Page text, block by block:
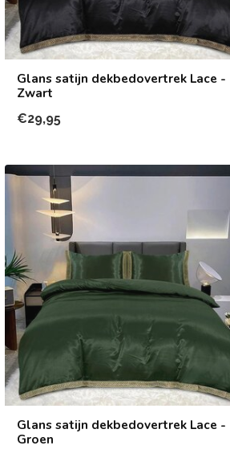
Glans satijn dekbedovertrek Lace -
Zwart
€29,95
Glans satijn dekbedovertrek Lace -
Groen